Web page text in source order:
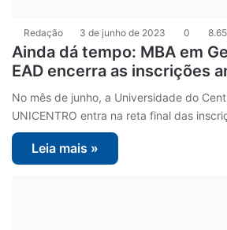
Redação 3 de junho de 2023 0
Ainda dá tempo: MBA em
EAD encerra as inscrições
No mês de junho, a Universidade do
UNICENTRO entra na reta final das
Leia mais »